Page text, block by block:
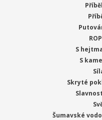
S
S
Skryté
Šumavské